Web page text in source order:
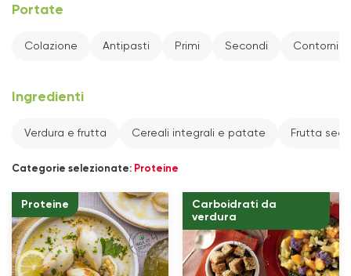
Portate
Colazione Antipasti Primi Secondi Contorni
Ingredienti
Verdura e frutta Cereali integrali e patate Frutta
Categorie selezionate: Proteine
Proteine
Carboidrati da
verdura